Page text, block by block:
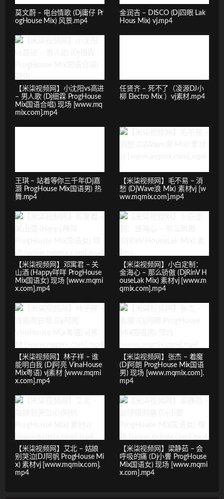
莫文蔚 – 电台情歌 (Dj庸仔 Pr
ogHouse Mix) 风景.mp4
金润吉 – DISCO (Dj四眼 Lak
Hous Mix) vj.mp4
【米柒视频网】小沈阳vs高进
– 男人歌 (Dj细霖 ProgHouse
Mix国语合唱) 现场 [www.mq
mix.com].mp4
任贤齐 – 死不了（凌源DJ小
柳 Electro Mix ）vj素材.mp4
王琪 – 站着等你三千年(Dj嘉
灏 ProgHouse Mix国语男) 热
舞.mp4
【米柒视频网】毛不易 – 消
愁 (DjWave浪 Mix) 素材vj [w
ww.mqmix.com].mp4
【米柒视频网】邓寓君 – 关
山酒 (Happy咩咩 ProgHouse
Mix国语女) 现场 [www.mqmi
x.com].mp4
【米柒视频网】小白定制：
金海心 – 那么骄傲 (DjRinV H
ouseLak Mix) 素材vj [www.m
qmix.com].mp4
【米柒视频网】林子祥 – 谁
能明白我 (Dj阿亮 VinaHouse
Mix粤语) vj素材 [www.mqmi
x.com].mp4
【米柒视频网】张杰 – 着魔
(Dj阿朗 ProgHouse Mix国语
男) 现场 [www.mqmix.com].
mp4
【米柒视频网】艾北 – 姑娘
别哭泣(DJ阿帆 ProgHouse Mi
x) 素材vj [www.mqmix.com].
mp4
【米柒视频网】梁静茹 – 会
呼吸的痛 (Dj小曹 ProgHouse
Mix国语女) 现场 [www.mqmi
x.com].mp4